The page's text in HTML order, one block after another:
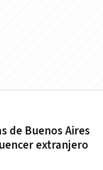
de Buenos Aires
extranjero